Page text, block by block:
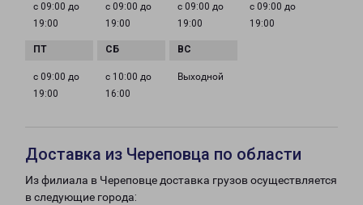
с 09:00 до
19:00
с 09:00 до
19:00
с 09:00 до
19:00
с 09:00 до
19:00
с 09:00 до
19:00
с 10:00 до
16:00
Выходной
Доставка из Череповца по области
Из филиала в Череповце доставка грузов осуществляется
в следующие города: